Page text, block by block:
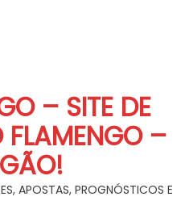
– SITE DE
–
APOSTAS, PROGNÓSTICOS E